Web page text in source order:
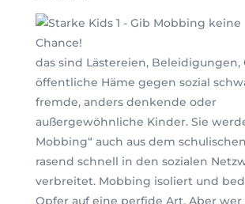
das sind Lästereien, Beleidigungen,
öffentliche Häme gegen sozial
fremde, anders denkende oder
außergewöhnliche Kinder. Sie
Mobbing“ auch aus dem
rasend schnell in den sozialen
verbreitet. Mobbing isoliert und
Opfer auf eine perfide Art. Aber